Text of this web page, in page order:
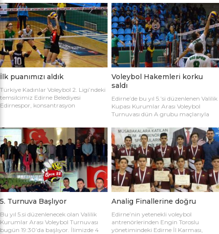
temsilcimiz Edirne Belediyesi
Edirnespor, Mimar Sinan Spor
Salonu’nda Manisa Salihli
Belediyespor’la karşılaştı. Takımlar
sahaya şu kadrolarla çıktılar: Edirne
Belediyesi Edirnespor: Simge, Edanur,
Sibel, Cere, Simge, Yaren, Halime,
Selay, Kübra, Deniz Salihli Belediye
Spor: […]
Salonu’nda Metin Demirbağ ve
Emrah Baran’ın yönettiği
karşılaşmaya takımlar şu kadrolarla
çıktılar: EDİRNESPOR: Simge
Gülağız, Edanur Bayraklı, Sibel Mert,
Ceren Atica, Simge Erden, S. Yaren
Tank, Halime Akay, Selay Çalışkan,
Büşra […]
İlk puanımızı aldık
Türkiye Kadınlar Voleybol 2. Ligi’ndeki
temsilcimiz Edirne Belediyesi
Edirnespor, konsantrasyon
Kadınlar Voleybol 2. Ligi’ne devam
edilirken Edirnespor Kadın Voleybol
Takımı Mimar Sinan Spor Salonu’nda
kendi seyircisi önünde ilk maçına çıktı.
İlk maçında deplasmanda Bursa
Nilüfer Belediyesi’ne 3-0 mağlup
olmuştu. İkinci maçında konuk ettiği
Biga […]
Voleybol Hakemleri korku
saldı
Edirne’de bu yıl 5.’si düzenlenen Valilik
Kupası Kurumlar Arası Voleybol
Turnuvası dün A grubu maçlarıyla
ile Ecacılar Odası karşı karşıya geldi.
Maçı üçyüzden fazla voleybol sever
izledi. Takımlar sahaya şu kadrolarla
çıktılar: Voleybol Hakemleri: Oğulcan
Kuru, Öyküm Akıncı, Ecem Göçmen,
Özge Göktaş, Rabia Acun, Gökay
Karatop, Semih Sormaz, Coşkun
Özsoy […]
5. Turnuva Başlıyor
Bu yıl 5.si düzenlenecek olan Valilik
Kurumlar Arası Voleybol Turnuvası
bugün 19:30’da başlıyor. İlimizde 4
Analig Finallerine doğru
Edirne’nin yetenekli voleybol
antrenörlerinden Engin Toroslu
yönetimindeki Edirne İl Karması,